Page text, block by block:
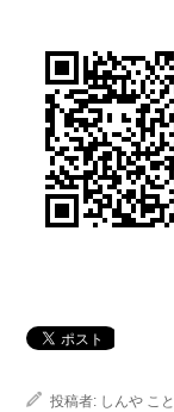
投稿者: しんや こ